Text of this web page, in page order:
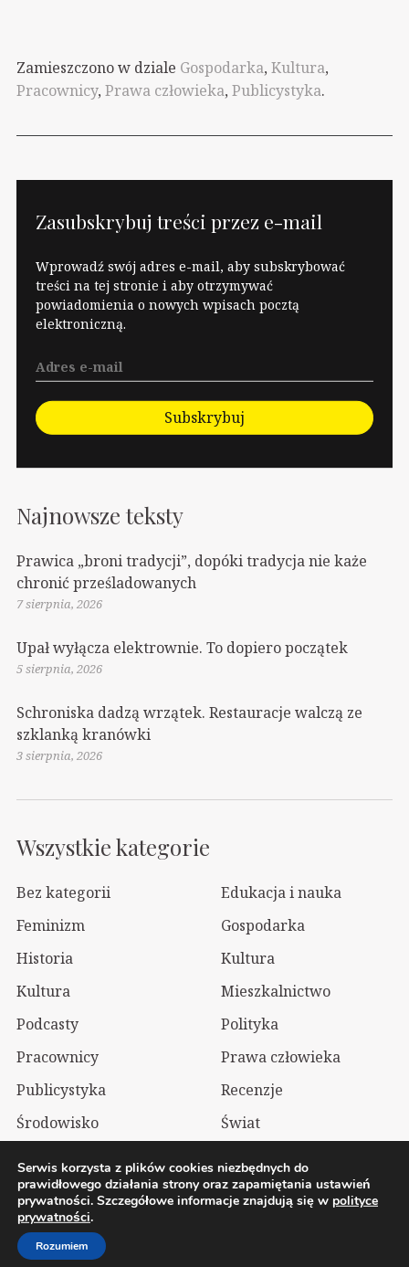
Zamieszczono w dziale Gospodarka, Kultura,
Pracownicy, Prawa człowieka, Publicystyka.
Zasubskrybuj treści przez e-mail
Wprowadź swój adres e-mail, aby subskrybować
treści na tej stronie i aby otrzymywać
powiadomienia o nowych wpisach pocztą
elektroniczną.
Subskrybuj
Najnowsze teksty
Prawica „broni tradycji”, dopóki tradycja nie każe
chronić prześladowanych
7 sierpnia, 2026
Upał wyłącza elektrownie. To dopiero początek
5 sierpnia, 2026
Schroniska dadzą wrzątek. Restauracje walczą ze
szklanką kranówki
3 sierpnia, 2026
Wszystkie kategorie
Bez kategorii
Edukacja i nauka
Feminizm
Gospodarka
Historia
Kultura
Kultura
Mieszkalnictwo
Podcasty
Polityka
Pracownicy
Prawa człowieka
Publicystyka
Recenzje
Środowisko
Świat
2026 Wolnelewo. Xavier Woliński |Mastodon
Serwis korzysta z plików cookies niezbędnych do
prawidłowego działania strony oraz zapamiętania ustawień
prywatności. Szczegółowe informacje znajdują się w polityce
prywatności.
Rozumiem